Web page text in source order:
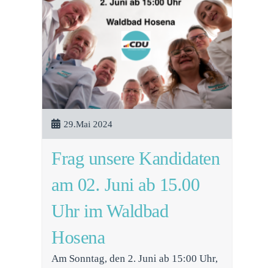
29.Mai 2024
Frag unsere Kandidaten
am 02. Juni ab 15.00
Uhr im Waldbad
Hosena
Am Sonntag, den 2. Juni ab 15:00 Uhr,